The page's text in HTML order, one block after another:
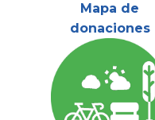
Mapa de
donaciones